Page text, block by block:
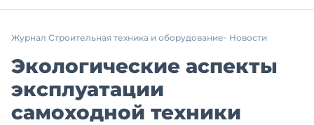
Журнал Строительная техника и оборудование Новости
Экологические аспекты
эксплуатации
самоходной техники